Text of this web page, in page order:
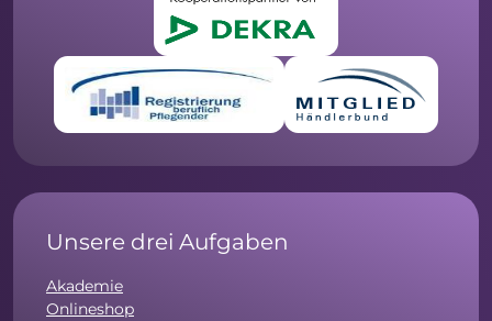
Unsere drei Aufgaben
Akademie
Onlineshop